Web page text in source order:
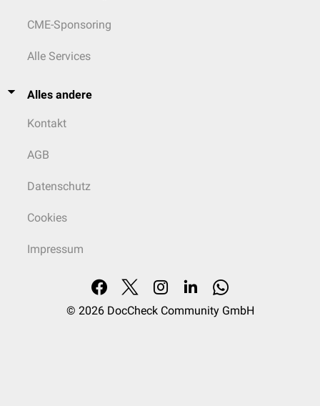
CME-Sponsoring
Alle Services
Alles andere
Kontakt
AGB
Datenschutz
Cookies
Impressum
© 2026 DocCheck Community GmbH